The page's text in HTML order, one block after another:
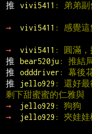
推
vivi5411 : 弟弟副
→
vivi5411 : 感覺這
→
vivi5411 : 圓滿，
推
bear520ju : 推結
推
odddriver : 幕後
推
jello929 : 還好最
剩下甜蜜蜜的仁雅與
→
jello929 : 狗狗
→
jello929 : 夾娃娃